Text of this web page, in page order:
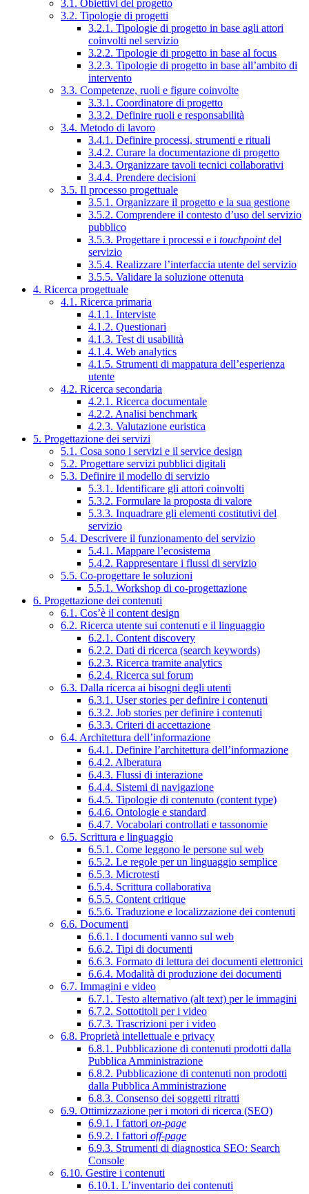
3.1. Obiettivi del progetto
3.2. Tipologie di progetti
3.2.1. Tipologie di progetto in base agli attori
coinvolti nel servizio
3.2.2. Tipologie di progetto in base al focus
3.2.3. Tipologie di progetto in base all’ambito di
intervento
3.3. Competenze, ruoli e figure coinvolte
3.3.1. Coordinatore di progetto
3.3.2. Definire ruoli e responsabilità
3.4. Metodo di lavoro
3.4.1. Definire processi, strumenti e rituali
3.4.2. Curare la documentazione di progetto
3.4.3. Organizzare tavoli tecnici collaborativi
3.4.4. Prendere decisioni
3.5. Il processo progettuale
3.5.1. Organizzare il progetto e la sua gestione
3.5.2. Comprendere il contesto d’uso del servizio
pubblico
3.5.3. Progettare i processi e i touchpointdel
servizio
3.5.4. Realizzare l’interfaccia utente del servizio
3.5.5. Validare la soluzione ottenuta
4. Ricerca progettuale
4.1. Ricerca primaria
4.1.1. Interviste
4.1.2. Questionari
4.1.3. Test di usabilità
4.1.4. Web analytics
4.1.5. Strumenti di mappatura dell’esperienza
utente
4.2. Ricerca secondaria
4.2.1. Ricerca documentale
4.2.2. Analisi benchmark
4.2.3. Valutazione euristica
5. Progettazione dei servizi
5.1. Cosa sono i servizi e il service design
5.2. Progettare servizi pubblici digitali
5.3. Definire il modello di servizio
5.3.1. Identificare gli attori coinvolti
5.3.2. Formulare la proposta di valore
5.3.3. Inquadrare gli elementi costitutivi del
servizio
5.4. Descrivere il funzionamento del servizio
5.4.1. Mappare l’ecosistema
5.4.2. Rappresentare i flussi di servizio
5.5. Co-progettare le soluzioni
5.5.1. Workshop di co-progettazione
6. Progettazione dei contenuti
6.1. Cos’è il content design
6.2. Ricerca utente sui contenuti e il linguaggio
6.2.1. Content discovery
6.2.2. Dati di ricerca (search keywords)
6.2.3. Ricerca tramite analytics
6.2.4. Ricerca sui forum
6.3. Dalla ricerca ai bisogni degli utenti
6.3.1. User stories per definire i contenuti
6.3.2. Job stories per definire i contenuti
6.3.3. Criteri di accettazione
6.4. Architettura dell’informazione
6.4.1. Definire l’architettura dell’informazione
6.4.2. Alberatura
6.4.3. Flussi di interazione
6.4.4. Sistemi di navigazione
6.4.5. Tipologie di contenuto (content type)
6.4.6. Ontologie e standard
6.4.7. Vocabolari controllati e tassonomie
6.5. Scrittura e linguaggio
6.5.1. Come leggono le persone sul web
6.5.2. Le regole per un linguaggio semplice
6.5.3. Microtesti
6.5.4. Scrittura collaborativa
6.5.5. Content critique
6.5.6. Traduzione e localizzazione dei contenuti
6.6. Documenti
6.6.1. I documenti vanno sul web
6.6.2. Tipi di documenti
6.6.3. Formato di lettura dei documenti elettronici
6.6.4. Modalità di produzione dei documenti
6.7. Immagini e video
6.7.1. Testo alternativo (alt text) per le immagini
6.7.2. Sottotitoli per i video
6.7.3. Trascrizioni per i video
6.8. Proprietà intellettuale e privacy
6.8.1. Pubblicazione di contenuti prodotti dalla
Pubblica Amministrazione
6.8.2. Pubblicazione di contenuti non prodotti
dalla Pubblica Amministrazione
6.8.3. Consenso dei soggetti ritratti
6.9. Ottimizzazione per i motori di ricerca (SEO)
6.9.1. I fattori on-page
6.9.2. I fattori off-page
6.9.3. Strumenti di diagnostica SEO: Search
Console
6.10. Gestire i contenuti
6.10.1. L’inventario dei contenuti